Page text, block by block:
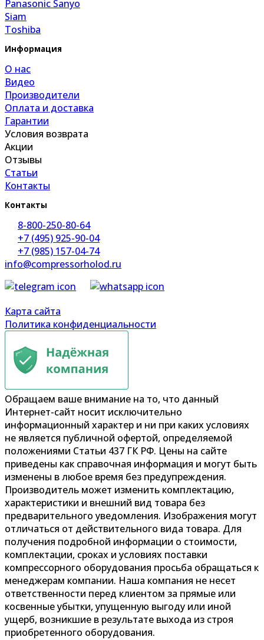
Panasonic Sanyo
Siam
Toshiba
Информация
О нас
Видео
Производители
Оплата и доставка
Гарантии
Условия возврата
Акции
Отзывы
Статьи
Контакты
Контакты
8-800-250-80-64
+7 (495) 925-90-04
+7 (985) 157-04-74
info@compressorholod.ru
Карта сайта
Политика конфиденциальности
Обращаем ваше внимание на то, что данный
Интернет-сайт носит исключительно
информационный характер и ни при каких условиях
не является публичной офертой, определяемой
положениями Статьи 437 ГК РФ. Цены на сайте
приведены как справочная информация и могут быть
изменены в любое время без предупреждения.
Производитель может изменить комплектацию,
характеристики и внешний вид товара без
предварительного уведомления. Изображения могут
отличаться от действительного вида товара. Для
получения подробной информации о стоимости,
комплектации, сроках и условиях поставки
компрессорного оборудования просьба обращаться к
менеджерам компании. Наша компания не несет
ответственности перед клиентом за прямые или
косвенные убытки, упущенную выгоду или иной
ущерб, возникшие в результате выхода из строя
приобретенного оборудования.